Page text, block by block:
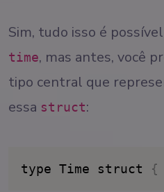
Sim, tudo isso é
time, mas antes, você
tipo central que
essa struct:
type Time struct {